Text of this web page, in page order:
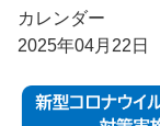
カレンダー
2025年04月22日